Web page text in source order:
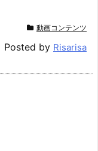
動画コンテンツ
Posted by Risarisa